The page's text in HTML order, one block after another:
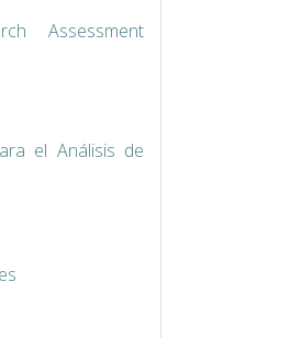
Assessment
el Análisis de